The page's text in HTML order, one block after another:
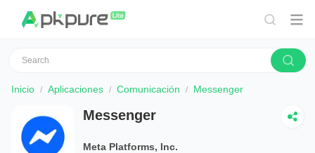
Inicio Aplicaciones Comunicación Messenger
Messenger
Meta Platforms, Inc.